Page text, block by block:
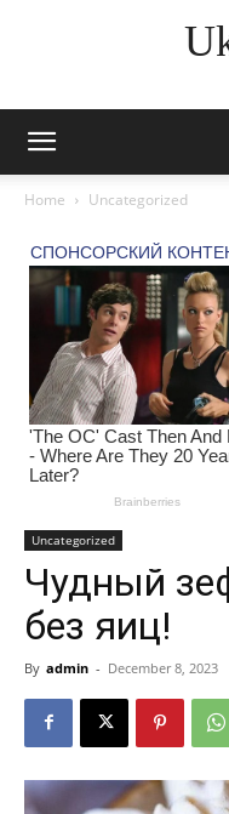
Home Uncategorized
Uncategorized
Чудный
без яиц!
By admin - December 8, 2023